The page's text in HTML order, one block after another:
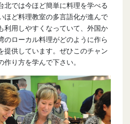
北では今ほど簡単に料理を学べる
ほど料理教室の多言語化が進んで
利用しやすくなっていて、外国か
のローカル料理がどのように作ら
提供しています。ぜひこのチャン
り方を学んで下さい。